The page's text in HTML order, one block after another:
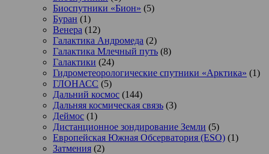
Биоспутники «Бион» (5)
Буран (1)
Венера (12)
Галактика Андромеда (2)
Галактика Млечный путь (8)
Галактики (24)
Гидрометеорологические спутники «Арктика» (1)
ГЛОНАСС (5)
Дальний космос (144)
Дальняя космическая связь (3)
Деймос (1)
Дистанционное зондирование Земли (5)
Европейская Южная Обсерватория (ESO) (1)
Затмения (2)